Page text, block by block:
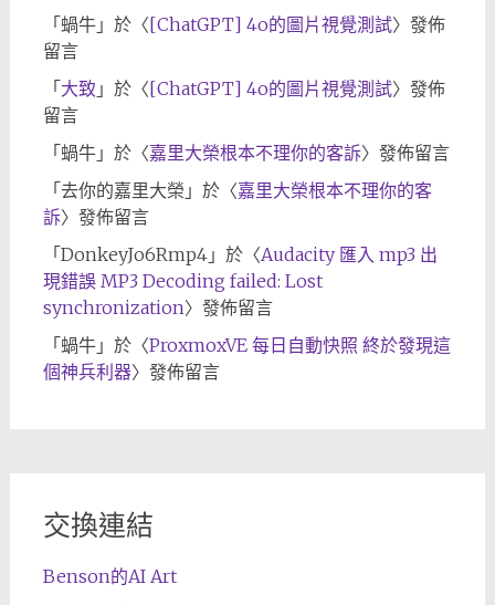
「 蝸牛」於〈[ChatGPT] 4o的圖片視覺測試〉發佈
留言
「 大致 」於〈[ChatGPT] 4o的圖片視覺測試〉發佈
留言
「 蝸牛」於〈嘉里大榮根本不理你的客訴〉發佈留言
「 去你的嘉里大榮 」於〈嘉里大榮根本不理你的客
訴〉發佈留言
「 DonkeyJo6Rmp4」於〈Audacity 匯入 mp3 出
現錯誤 MP3 Decoding failed: Lost
synchronization〉發佈留言
「 蝸牛」於〈ProxmoxVE 每日自動快照 終於發現這
個神兵利器〉發佈留言
交換連結
Benson的AI Art